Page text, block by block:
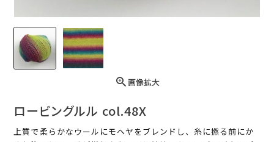
画像拡大
ロービングルル col.48X
上質で柔らかなウールにモヘヤをブレンドし、糸に撚る前にか